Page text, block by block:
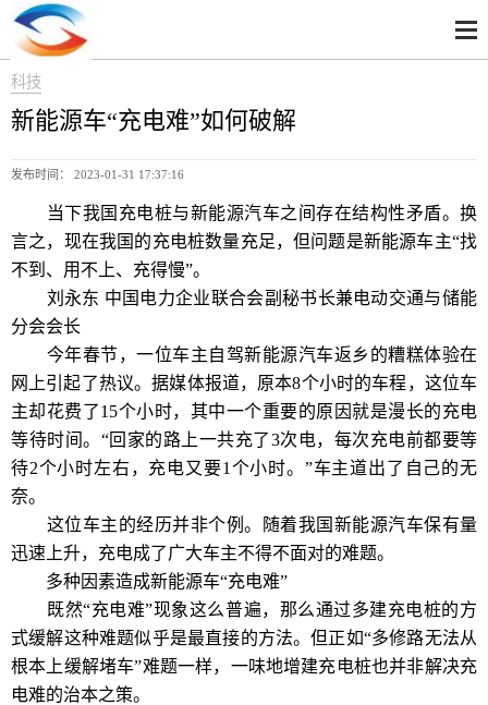
科技
新能源车“充电难”如何破解
发布时间： 2023-01-31 17:37:16
当下我国充电桩与新能源汽车之间存在结构性矛盾。换
言之，现在我国的充电桩数量充足，但问题是新能源车主“找
不到、用不上、充得慢”。
刘永东 中国电力企业联合会副秘书长兼电动交通与储能
分会会长
今年春节，一位车主自驾新能源汽车返乡的糟糕体验在
网上引起了热议。据媒体报道，原本8个小时的车程，这位车
主却花费了15个小时，其中一个重要的原因就是漫长的充电
等待时间。“回家的路上一共充了3次电，每次充电前都要等
待2个小时左右，充电又要1个小时。”车主道出了自己的无
奈。
这位车主的经历并非个例。随着我国新能源汽车保有量
迅速上升，充电成了广大车主不得不面对的难题。
多种因素造成新能源车“充电难”
既然“充电难”现象这么普遍，那么通过多建充电桩的方
式缓解这种难题似乎是最直接的方法。但正如“多修路无法从
根本上缓解堵车”难题一样，一味地增建充电桩也并非解决充
电难的治本之策。